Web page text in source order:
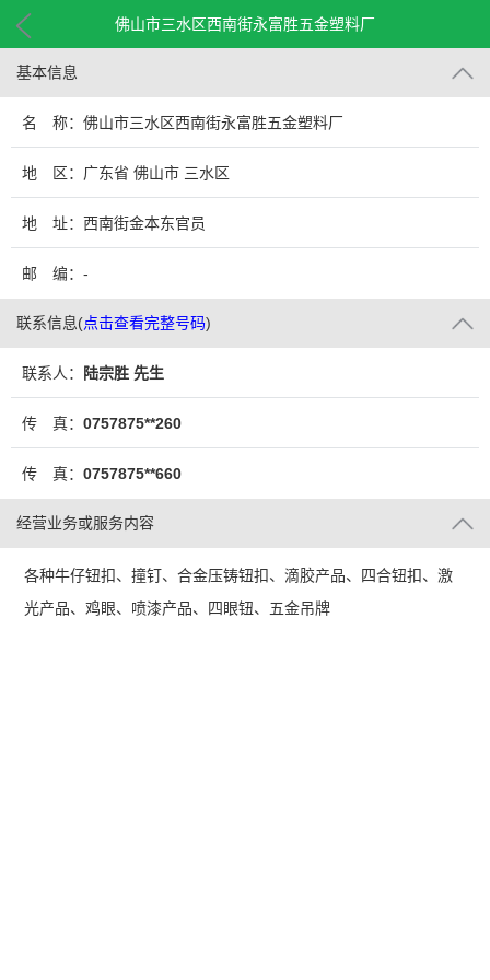
佛山市三水区西南街永富胜五金塑料厂
基本信息
名 称：佛山市三水区西南街永富胜五金塑料厂
地 区：广东省 佛山市 三水区
地 址：西南街金本东官员
邮 编：-
联系信息(点击查看完整号码)
联系人： 陆宗胜 先生
传 真： 0757875**260
传 真： 0757875**660
经营业务或服务内容
各种牛仔钮扣、撞钉、合金压铸钮扣、滴胶产品、四合钮扣、激
光产品、鸡眼、喷漆产品、四眼钮、五金吊牌